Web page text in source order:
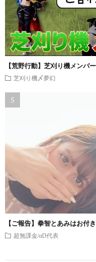
【荒野行動】芝刈り機メンバ
芝刈り機〆夢幻
【ご報告】拳智とあみはお付
超無課金/αD代表